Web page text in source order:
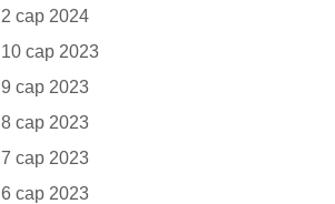
2 сар 2024
10 сар 2023
9 сар 2023
8 сар 2023
7 сар 2023
6 сар 2023